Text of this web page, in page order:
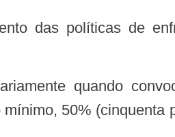
50% (cinquenta